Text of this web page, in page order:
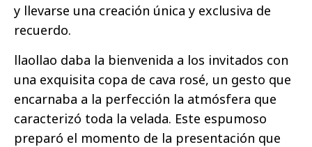
y llevarse una creación única y exclusiva de
recuerdo.
llaollao daba la bienvenida a los invitados con
una exquisita copa de cava rosé, un gesto que
encarnaba a la perfección la atmósfera que
caracterizó toda la velada. Este espumoso
preparó el momento de la presentación que